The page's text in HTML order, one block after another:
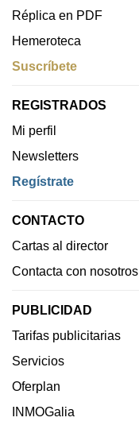
Réplica en PDF
Hemeroteca
Suscríbete
REGISTRADOS
Mi perfil
Newsletters
Regístrate
CONTACTO
Cartas al director
Contacta con nosotros
PUBLICIDAD
Tarifas publicitarias
Servicios
Oferplan
INMOGalia